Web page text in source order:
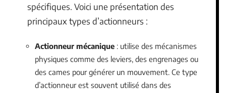
spécifiques. Voici une présentation des
principaux types d’actionneurs :
Actionneur mécanique : utilise des mécanismes
physiques comme des leviers, des engrenages ou
des cames pour générer un mouvement. Ce type
d’actionneur est souvent utilisé dans des